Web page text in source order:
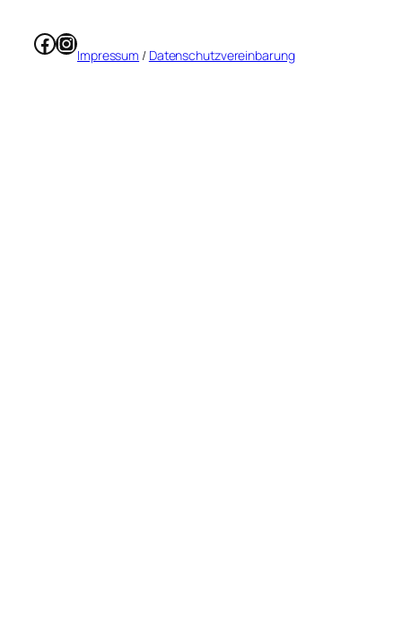
Facebook
Instagram
Impressum / Datenschutzvereinbarung